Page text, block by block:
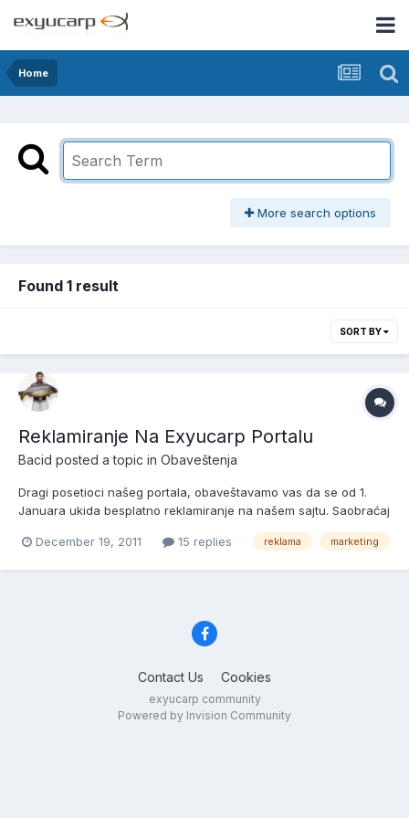
Home
More search options
Found 1 result
SORT BY
Reklamiranje Na Exyucarp Portalu
Bacid posted a topic in Obaveštenja
Dragi posetioci našeg portala, obaveštavamo vas da se od 1.
Januara ukida besplatno reklamiranje na našem sajtu. Saobraćaj
pokriti barem delom od marketinga. Mnogi prodavci su se
December 19, 2011 15 replies reklama marketing
Contact Us Cookies
exyucarp community
Powered by Invision Community